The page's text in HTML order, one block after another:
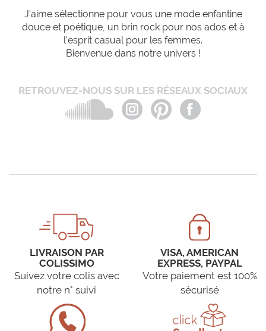
J'aime sélectionne pour vous une mode enfantine
douce et poétique, un brin rock pour nos ados et à
l'esprit casual pour les femmes.
Bienvenue dans notre univers !
RETROUVEZ-NOUS SUR LES RÉSEAUX SOCIAUX
LIVRAISON PAR
COLISSIMO
Suivez votre colis avec
notre n° suivi
VISA, AMERICAN
EXPRESS, PAYPAL
Votre paiement est 100%
sécurisé